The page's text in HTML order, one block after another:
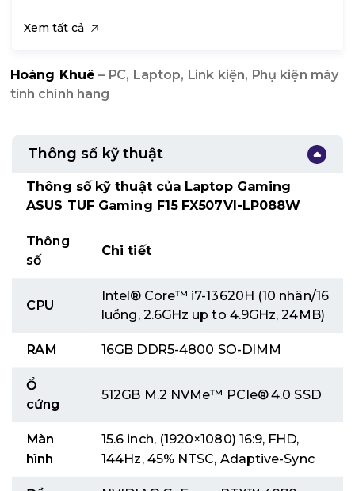
Xem tất cả
Hoàng Khuê – PC, Laptop, Link kiện, Phụ kiện máy
tính chính hãng
Thông số kỹ thuật
Thông số kỹ thuật của Laptop Gaming
ASUS TUF Gaming F15 FX507VI-LP088W
Thông
số
Chi tiết
CPU
Intel® Core™ i7-13620H (10 nhân/16
luồng, 2.6GHz up to 4.9GHz, 24MB)
RAM 16GB DDR5-4800 SO-DIMM
Ổ
cứng
512GB M.2 NVMe™ PCIe® 4.0 SSD
Màn
hình
15.6 inch, (1920×1080) 16:9, FHD,
144Hz, 45% NTSC, Adaptive-Sync